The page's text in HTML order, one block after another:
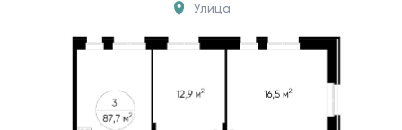
Улица